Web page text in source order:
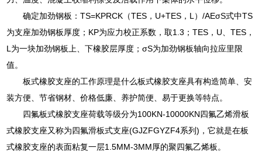
确定加劲钢板：TS=KPRCK（TES，U+TES，L）/AEσS式中TS
为支座加劲钢板厚度；KP为应力校正系数，取1.3；TES，U、TES，
L为一块加劲钢板上、下橡胶层厚度；σS为加劲钢板轴向拉应里限
值。
板式橡胶支座的工作原理是什么板式橡胶支座具有构造简单、安
装方便、节省钢材、价格低廉、养护简便、易于更换等特点。
四氟板式橡胶支座荷载等级分为100KN-10000KN四氟乙烯滑板
式橡胶支座又称为四氟滑板式支座(GJZFGYZF4系列)，它就是在板
式橡胶支座的表面粘复一层1.5MM-3MM厚的聚四氟乙烯板。